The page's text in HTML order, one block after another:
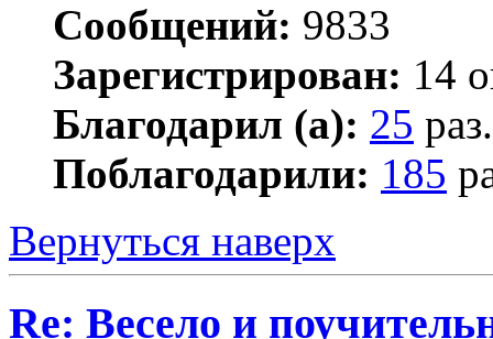
Сообщений: 9833
Зарегистрирован: 14
Благодарил (а): 25 раз.
Поблагодарили: 185
Вернуться наверх
Re: Весело и